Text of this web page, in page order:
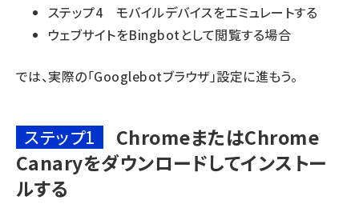
ステップ4 モバイルデバイスをエミュレートする
ウェブサイトをBingbotとして閲覧する場合
では、実際の「Googlebotブラウザ」設定に進もう。
ステップ1
ChromeまたはChrome
Canaryをダウンロードしてインストー
ルする